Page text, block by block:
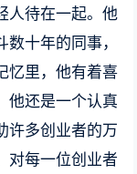
人待在一起。他
十年的同事，
忆里，他有着喜
他还是一个认真
许多创业者的万
对每一位创业者